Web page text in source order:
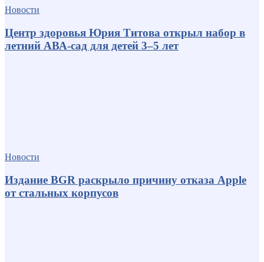
Новости
Центр здоровья Юрия Титова открыл набор в
летний АВА-сад для детей 3–5 лет
Новости
Издание BGR раскрыло причину отказа Apple
от стальных корпусов